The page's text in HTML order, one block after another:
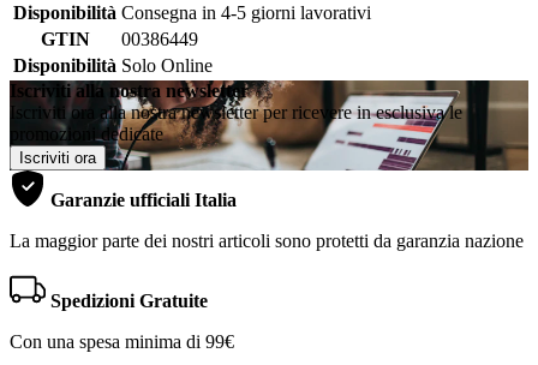
Disponibilità Consegna in 4-5 giorni lavorativi
GTIN
00386449
Disponibilità Solo Online
Iscriviti alla nostra newsletter
Iscriviti ora alla nostra newsletter per ricevere in esclusiva le
promozioni dedicate
Iscriviti ora
Garanzie ufficiali Italia
La maggior parte dei nostri articoli sono protetti da garanzia nazione
Spedizioni Gratuite
Con una spesa minima di 99€